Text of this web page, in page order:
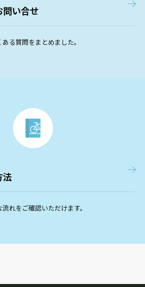
問い合せ
る質問をまとめました。
法
れをご確認いただけます。